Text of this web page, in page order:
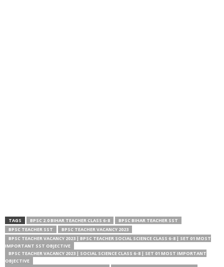
TAGS BPSC 2.0 BIHAR TEACHER CLASS 6-8
BPSC BIHAR TEACHER SST
BPSC TEACHER SST
BPSC TEACHER VACANCY 2023
BPSC TEACHER VACANCY 2023 | BPSC TEACHER SOCIAL SCIENCE CLASS 6-8 | SET 01 MOST
IMPORTANT SST OBJECTIVE
BPSC TEACHER VACANCY 2023 | SOCIAL SCIENCE CLASS 6-8 | SET 01 MOST IMPORTANT
OBJECTIVE